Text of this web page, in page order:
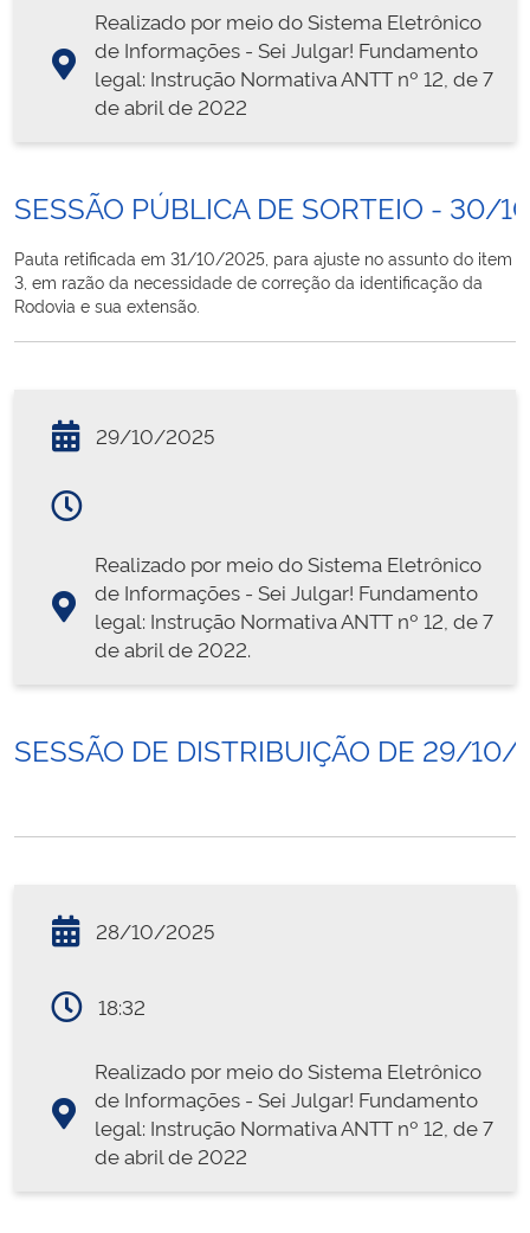
Realizado por meio do Sistema Eletrônico
de Informações - Sei Julgar! Fundamento
legal: Instrução Normativa ANTT nº 12, de 7
de abril de 2022
SESSÃO PÚBLICA DE SORTEIO - 30/
Pauta retificada em 31/10/2025, para ajuste no assunto do item
3, em razão da necessidade de correção da identificação da
Rodovia e sua extensão.
29/10/2025
Realizado por meio do Sistema Eletrônico
de Informações - Sei Julgar! Fundamento
legal: Instrução Normativa ANTT nº 12, de 7
de abril de 2022.
SESSÃO DE DISTRIBUIÇÃO DE 29/10/
28/10/2025
18:32
Realizado por meio do Sistema Eletrônico
de Informações - Sei Julgar! Fundamento
legal: Instrução Normativa ANTT nº 12, de 7
de abril de 2022